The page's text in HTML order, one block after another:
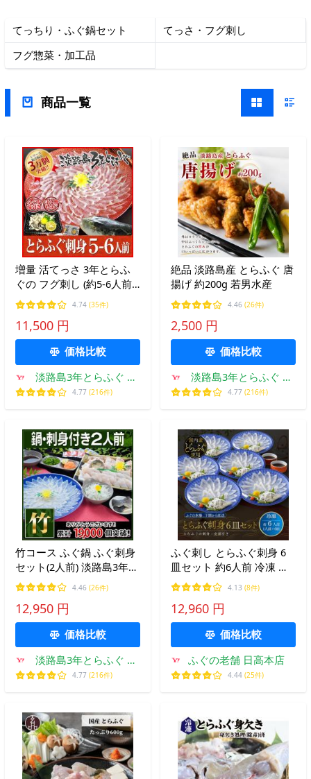
てっちり・ふぐ鍋セット
てっさ・フグ刺し
フグ惣菜・加工品
商品一覧
増量 活てっさ 3年とらふ
ぐの フグ刺し (約5-6人前)
淡路島３年とらふぐ 若男
水産 ふぐ刺し お取り寄せ
グルメ ふぐ
4.74 (35件)
11,500 円
価格比較
淡路島3年とらふぐ 若
男水産
4.77 (216件)
絶品 淡路島産 とらふぐ 唐
揚げ 約200g 若男水産
4.46 (26件)
2,500 円
価格比較
淡路島3年とらふぐ 若
男水産
4.77 (216件)
竹コース ふぐ鍋 ふぐ刺身
セット(2人前) 淡路島3年と
らふぐ 若男水産 ふぐ セッ
ト お取り寄せグルメ ふぐ
鍋 ふぐ刺し
4.46 (26件)
12,950 円
価格比較
淡路島3年とらふぐ 若
男水産
4.77 (216件)
ふぐ刺し とらふぐ刺身 6
皿セット 約6人前 冷凍 ギ
フト お取り寄せ 通販 山口
県下関市 日高本店
4.13 (8件)
12,960 円
価格比較
ふぐの老舗 日高本店
4.44 (25件)